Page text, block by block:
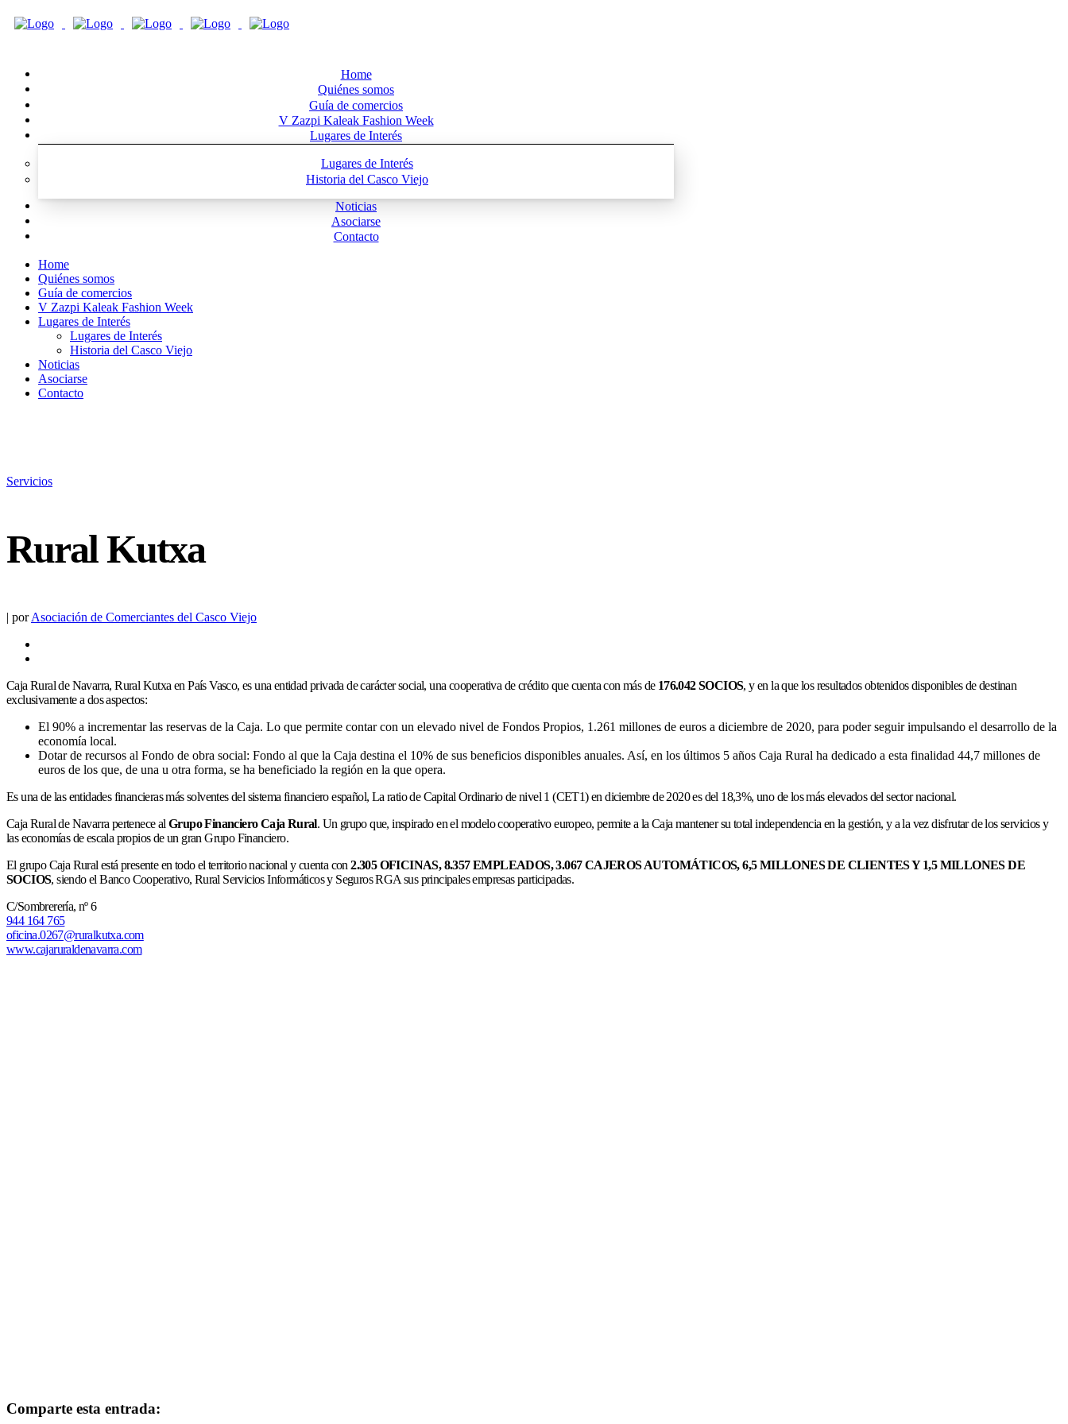
Home
Quiénes somos
Guía de comercios
V Zazpi Kaleak Fashion Week
Lugares de Interés
Lugares de Interés
Historia del Casco Viejo
Noticias
Asociarse
Contacto
Home
Quiénes somos
Guía de comercios
V Zazpi Kaleak Fashion Week
Lugares de Interés
Lugares de Interés
Historia del Casco Viejo
Noticias
Asociarse
Contacto
Servicios
Rural Kutxa
| porAsociación de Comerciantes del Casco Viejo
Caja Rural de Navarra, Rural Kutxa en País Vasco, es una entidad privada de carácter social, una cooperativa de crédito que cuenta con más de 176.042 SOCIOS, y en la que los resultados obtenidos disponibles de destinan
exclusivamente a dos aspectos:
El 90% a incrementar las reservas de la Caja. Lo que permite contar con un elevado nivel de Fondos Propios, 1.261 millones de euros a diciembre de 2020, para poder seguir impulsando el desarrollo de la
economía local.
Dotar de recursos al Fondo de obra social: Fondo al que la Caja destina el 10% de sus beneficios disponibles anuales. Así, en los últimos 5 años Caja Rural ha dedicado a esta finalidad 44,7 millones de
euros de los que, de una u otra forma, se ha beneficiado la región en la que opera.
Es una de las entidades financieras más solventes del sistema financiero español, La ratio de Capital Ordinario de nivel 1 (CET1) en diciembre de 2020 es del 18,3%, uno de los más elevados del sector nacional.
Caja Rural de Navarra pertenece al Grupo Financiero Caja Rural. Un grupo que, inspirado en el modelo cooperativo europeo, permite a la Caja mantener su total independencia en la gestión, y a la vez disfrutar de los servicios y
las economías de escala propios de un gran Grupo Financiero.
El grupo Caja Rural está presente en todo el territorio nacional y cuenta con2.305 OFICINAS, 8.357 EMPLEADOS, 3.067 CAJEROS AUTOMÁTICOS, 6,5 MILLONES DE CLIENTES Y 1,5 MILLONES DE
SOCIOS, siendo el Banco Cooperativo, Rural Servicios Informáticos y Seguros RGA sus principales empresas participadas.
C/Sombrerería, nº 6
944 164 765
oficina.0267@ruralkutxa.com
www.cajaruraldenavarra.com
Comparte esta entrada: